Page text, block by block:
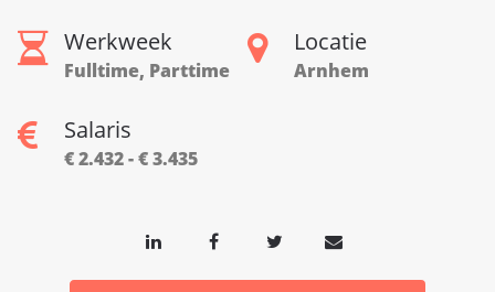
Werkweek
Fulltime, Parttime
Locatie
Arnhem
Salaris
€ 2.432 - € 3.435